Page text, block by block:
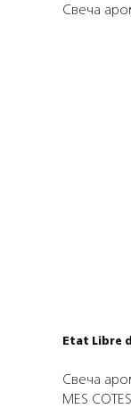
Свеча
Etat Libre
Свеча
MES